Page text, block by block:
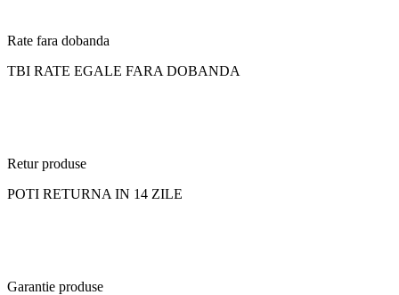
Rate fara dobanda
TBI RATE EGALE FARA DOBANDA
Retur produse
POTI RETURNA IN 14 ZILE
Garantie produse